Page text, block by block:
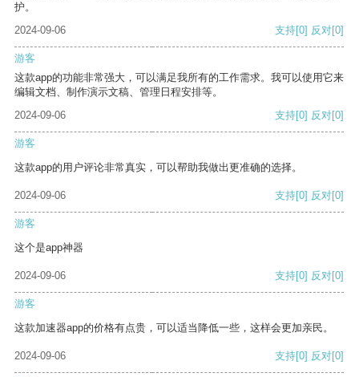
护。
2024-09-06
支持[0] 反对[0]
游客
这款app的功能非常强大，可以满足我所有的工作需求。我可以使用它来
编辑文档、制作演示文稿、管理日程安排等。
2024-09-06
支持[0] 反对[0]
游客
这款app的用户评论非常真实，可以帮助我做出更准确的选择。
2024-09-06 支持[0] 反对[0]
游客
这个是app神器
2024-09-06 支持[0] 反对[0]
游客
这款加速器app的价格有点贵，可以适当降低一些，这样会更加亲民。
2024-09-06 支持[0] 反对[0]